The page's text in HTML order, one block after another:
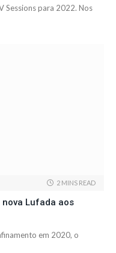
Sessions para 2022. Nos
2 MINS READ
Lufada aos
em 2020, o